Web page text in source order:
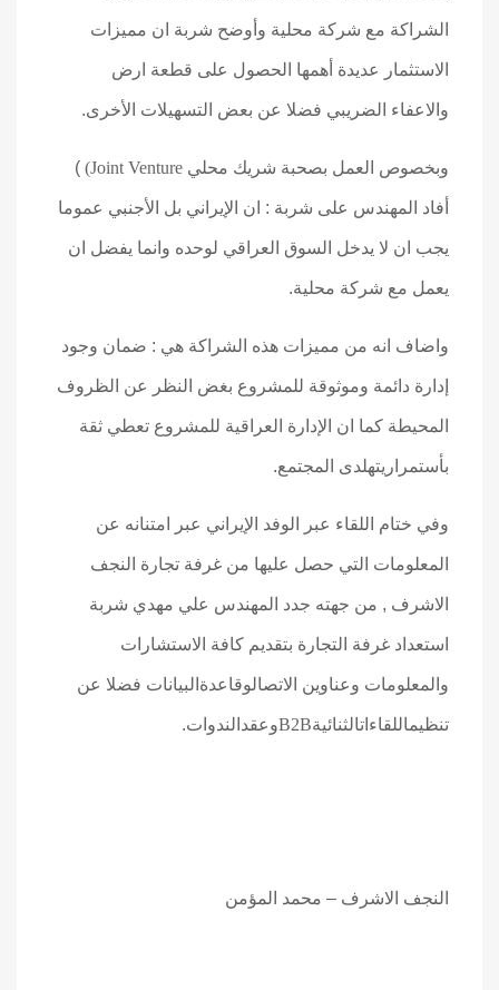
الشراكة مع شركة محلية وأوضح شربة ان مميزات
الاستثمار عديدة أهمها الحصول على قطعة ارض
والاعفاء الضريبي فضلا عن بعض التسهيلات الأخرى.
وبخصوص العمل بصحبة شريك محلي Joint Venture)
)
أفاد المهندس على شربة : ان الإيراني بل الأجنبي عموما
يجب ان لا يدخل السوق العراقي لوحده وانما يفضل ان
يعمل مع شركة محلية.
واضاف انه من مميزات هذه الشراكة هي : ضمان وجود
إدارة دائمة وموثوقة للمشروع بغض النظر عن الظروف
المحيطة كما ان الإدارة العراقية للمشروع تعطي ثقة
بأستمراريتهلدى المجتمع.
وفي ختام اللقاء عبر الوفد الإيراني عبر امتنانه عن
المعلومات التي حصل عليها من غرفة تجارة النجف
الاشرف , من جهته جدد المهندس علي مهدي شربة
استعداد غرفة التجارة بتقديم كافة الاستشارات
والمعلومات وعناوين الاتصالوقاعدةالبيانات فضلا عن
تنظيماللقاءاتالثنائيةB2Bوعقدالندوات.
النجف الاشرف – محمد المؤمن